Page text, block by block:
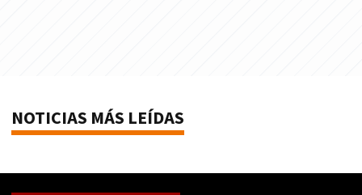
NOTICIAS MÁS LEÍDAS